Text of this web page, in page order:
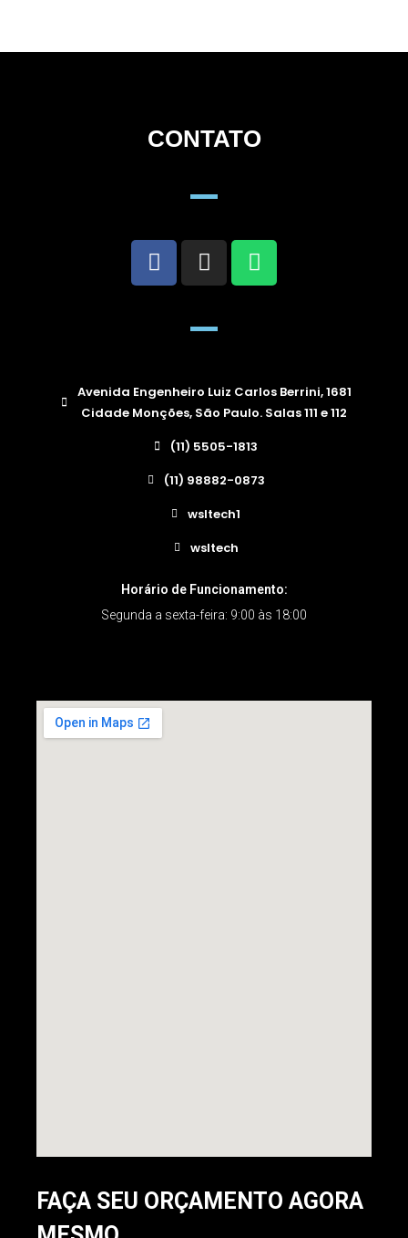
CONTATO
Avenida Engenheiro Luiz Carlos Berrini, 1681
Cidade Monções, São Paulo. Salas 111 e 112
(11) 5505-1813
(11) 98882-0873
wsltech1
wsltech
Horário de Funcionamento:
Segunda a sexta-feira: 9:00 às 18:00
FAÇA SEU ORÇAMENTO AGORA